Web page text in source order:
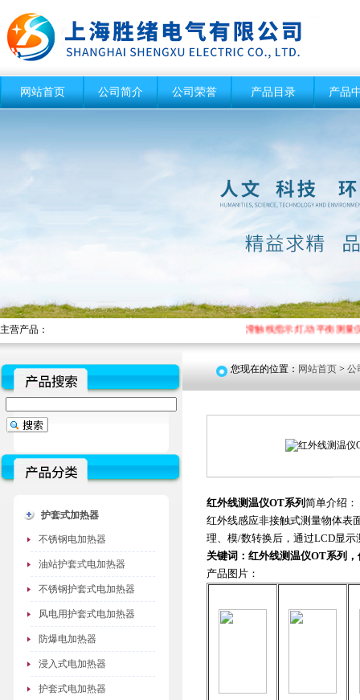
网站首页 公司简介 公司荣誉 产品目录 产品
主营产品： 滑触线指示灯,动平衡测量仪,
护套式加热器
不锈钢电加热器
油站护套式电加热器
不锈钢护套式电加热器
风电用护套式电加热器
防爆电加热器
浸入式电加热器
护套式电加热器
您现在的位置： 网站首页 > 公
红外线测温仪OT系列 简单介绍：
红外线感应非接触式测量物体表
理、模/数转换后，通过LCD显示
关键词：红外线测温仪OT系列，
产品图片：